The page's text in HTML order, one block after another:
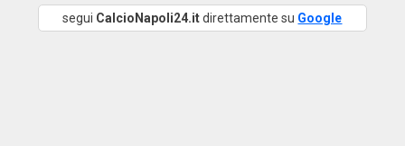
segui CalcioNapoli24.itdirettamente su Google